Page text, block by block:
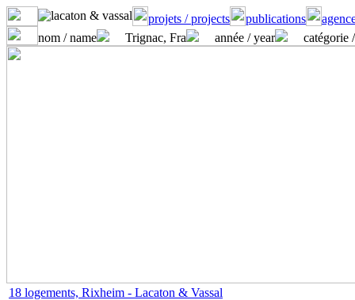
projets / projects publications
nom / name
Trignac, Fra année / year catégorie
18 logements, Rixheim - Lacaton & Vassal